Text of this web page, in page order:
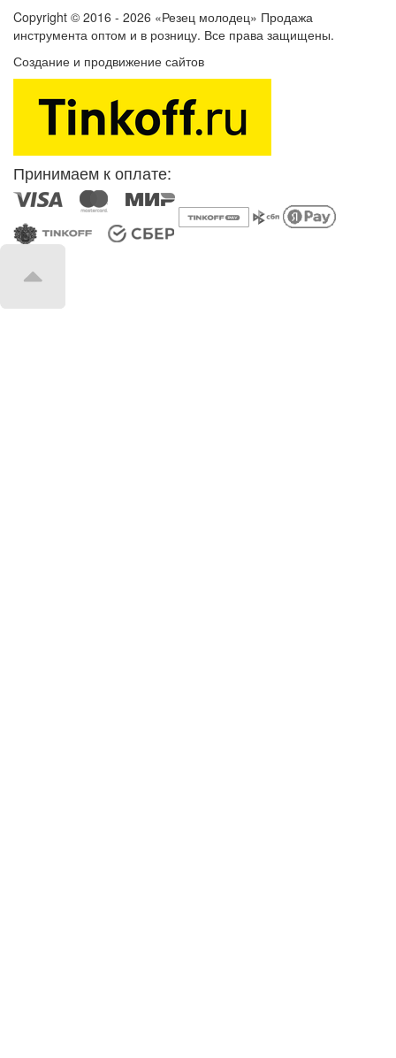
Copyright © 2016 - 2026 «Резец молодец» Продажа
инструмента оптом и в розницу. Все права защищены.
Создание и продвижение сайтов
Принимаем к оплате: